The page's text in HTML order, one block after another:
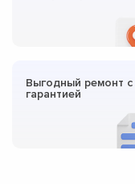
Выгодный ремонт с
гарантией